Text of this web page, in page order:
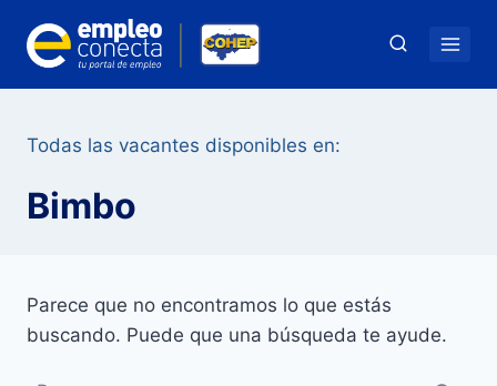
contenido
Todas las vacantes disponibles en:
Bimbo
Parece que no encontramos lo que estás
buscando. Puede que una búsqueda te ayude.